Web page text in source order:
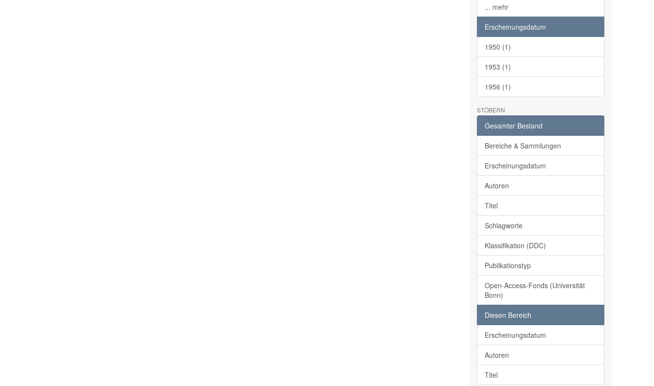
... mehr
Erscheinungsdatum
1950 (1)
1953 (1)
1956 (1)
STÖBERN
Gesamter Bestand
Bereiche & Sammlungen
Erscheinungsdatum
Autoren
Titel
Schlagworte
Klassifikation (DDC)
Publikationstyp
Open-Access-Fonds (Universität
Bonn)
Diesen Bereich
Erscheinungsdatum
Autoren
Titel